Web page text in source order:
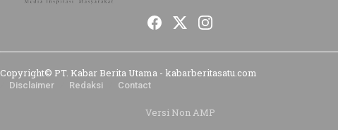
Copyright© PT. Kabar Berita Utama - kabarberitasatu.com
Disclaimer Redaksi Contact
Versi Non AMP